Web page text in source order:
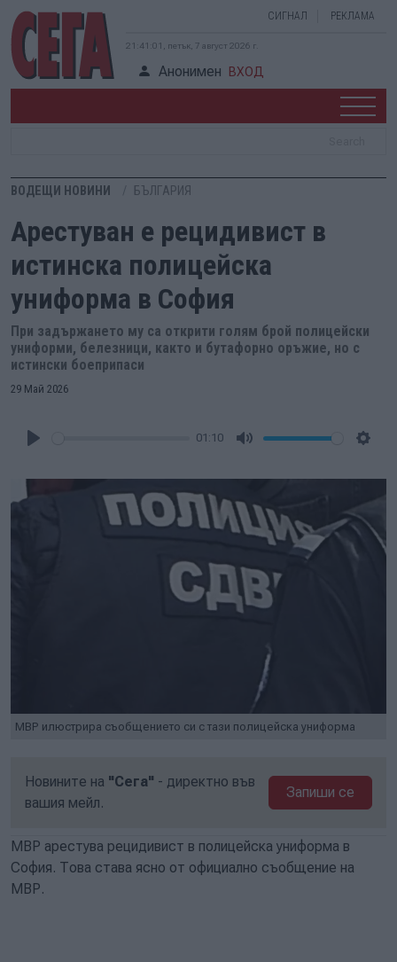
СИГНАЛ РЕКЛАМА
21:41:02, петък, 7 август 2026 г.
Анонимен ВХОД
ВОДЕЩИ НОВИНИ БЪЛГАРИЯ
Арестуван е рецидивист в
истинска полицейска
униформа в София
При задържането му са открити голям брой полицейски
униформи, белезници, както и бутафорно оръжие, но с
истински боеприпаси
29 Май 2026
01:10
МВР илюстрира съобщението си с тази полицейска униформа
Новините на "Сега" - директно във
вашия мейл.
Запиши се
МВР арестува рецидивист в полицейска униформа в
София. Това става ясно от официално съобщение на
МВР.